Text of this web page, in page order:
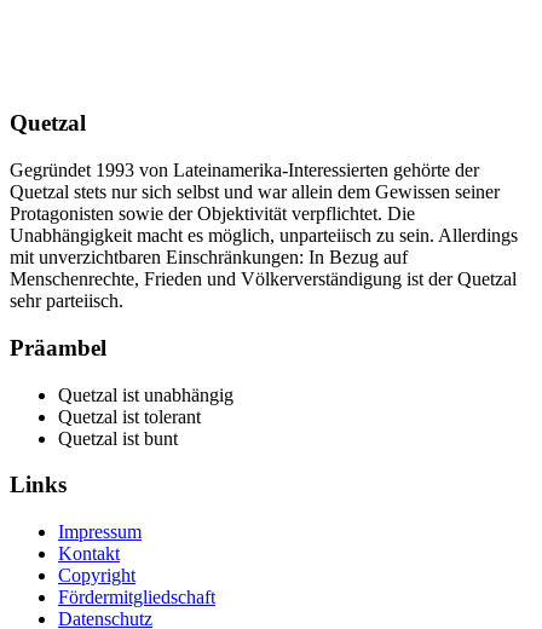
Quetzal
Gegründet 1993 von Lateinamerika-Interessierten gehörte der
Quetzal stets nur sich selbst und war allein dem Gewissen seiner
Protagonisten sowie der Objektivität verpflichtet. Die
Unabhängigkeit macht es möglich, unparteiisch zu sein. Allerdings
mit unverzichtbaren Einschränkungen: In Bezug auf
Menschenrechte, Frieden und Völkerverständigung ist der Quetzal
sehr parteiisch.
Präambel
Quetzal ist unabhängig
Quetzal ist tolerant
Quetzal ist bunt
Links
Impressum
Kontakt
Copyright
Fördermitgliedschaft
Datenschutz